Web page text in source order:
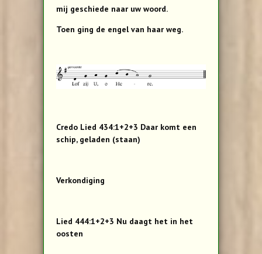
mij geschiede naar uw woord.
Toen ging de engel van haar weg.
Credo Lied 434:1+2+3 Daar komt een
schip, geladen (staan)
Verkondiging
Lied 444:1+2+3 Nu daagt het in het
oosten